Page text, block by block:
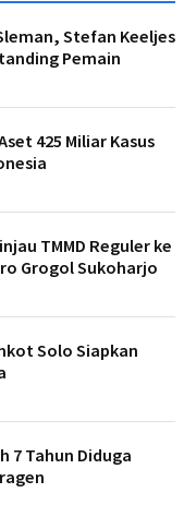
Stefan Keeljes
Pemain
425 Miliar Kasus
TMMD Reguler ke
Grogol Sukoharjo
Solo Siapkan
7 Tahun Diduga